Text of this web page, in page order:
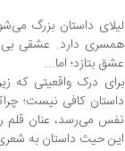
لیلای داستان بزرگ
همسری دارد. عشقی
عشق بتازد؛ اما...
برای درک واقعیتی که
داستان کافی نیست؛
نفس می‌رسد، عنان قلم
این حیث داستان به